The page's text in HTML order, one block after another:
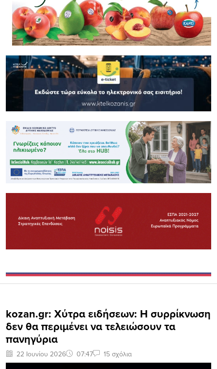
kozan.gr: Xύτρα ειδήσεων: Η συρρίκνωση
δεν θα περιμένει να τελειώσουν τα
πανηγύρια
22 Ιουνίου 2026 07:47 15 σχόλια